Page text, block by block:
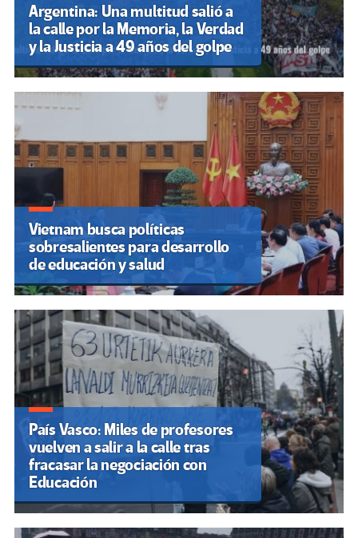
Argentina: Una multitud salió a
la calle por la Memoria, la Verdad
y la Justicia a 49 años del golpe
Vietnam busca políticas
sobresalientes para desarrollo
de educación y salud
País Vasco: Miles de profesores
vuelven a salir a la calle tras
fracasar la negociación con
Educación